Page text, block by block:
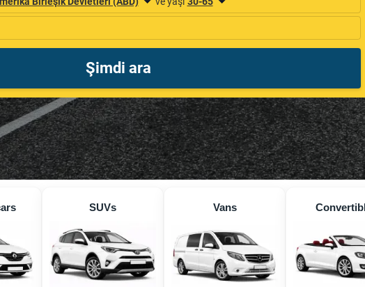
SUVs Vans